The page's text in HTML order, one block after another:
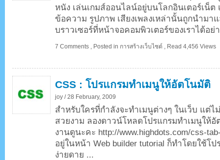
หนัง เล่นเกมส์ออนไลน์อยู่บนโลกอินเตอร์เน็ต
ข้อความ รูปภาพ เสียงเพลงเหล่านั้นถูกนำมา
บราวเซอร์ที่หน้าจอคอมพิวเตอร์ของเราได้อย่
7 Comments , Posted in การสร้างเว็บไซต์ , Read 4,456 Views
CSS : โปรแกรมทำเมนูให้อัตโนมัติ
joy / 28 February, 2009
สำหรับใครที่กำลังจะทำเมนูต่างๆ ในเว็บ แต่ไ
สวยงาม ลองดาวน์โหลดโปรแกรมทำเมนูให้
งานดูนะคะ http://www.highdots.com/css-
อยู่ในหน้า Web builder tutorial ก็ทำโดยใช้โ
ง่ายดาย ...